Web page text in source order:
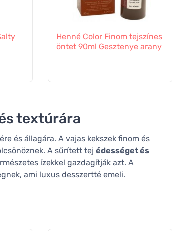
Henné Color Finom tejszínes
öntet 90ml Gesztenye arany
textúrára
és állagára. A vajas kekszek finom és
A sűrített tej édességet és
ízekkel gazdagítják azt. A
ami luxus desszertté emeli.